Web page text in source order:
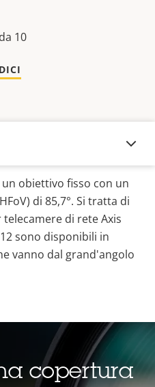
10
un obiettivo fisso con un
di 85,7°. Si tratta di
di rete Axis
sono disponibili in
vanno dal grand'angolo
copertura